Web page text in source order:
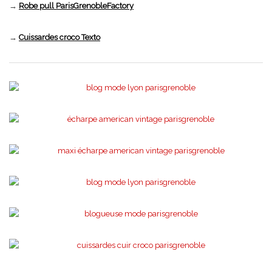
→ Robe pull ParisGrenobleFactory
→ Cuissardes croco Texto